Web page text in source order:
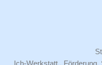
Ich-Werkstatt,,